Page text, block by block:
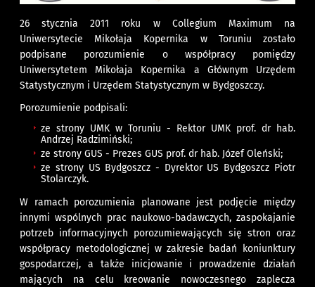
26 stycznia 2011 roku w Collegium Maximum na
Uniwersytecie Mikołaja Kopernika w Toruniu zostało
podpisane porozumienie o współpracy pomiędzy
Uniwersytetem Mikołaja Kopernika a Głównym Urzędem
Statystycznym i Urzędem Statystycznym w Bydgoszczy.
Porozumienie podpisali:
ze strony UMK w Toruniu - Rektor UMK prof. dr hab.
Andrzej Radzimiński;
ze strony GUS - Prezes GUS prof. dr hab. Józef Oleński;
ze strony US Bydgoszcz - Dyrektor US Bydgoszcz Piotr
Stolarczyk.
W ramach porozumienia planowane jest podjęcie między
innymi wspólnych prac naukowo-badawczych, zaspokajanie
potrzeb informacyjnych porozumiewających się stron oraz
współpracy metodologicznej w zakresie badań koniunktury
gospodarczej, a także inicjowanie i prowadzenie działań
mających na celu kreowanie nowoczesnego zaplecza